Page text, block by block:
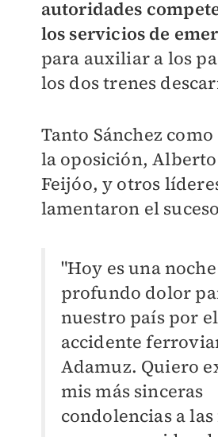
autoridades
los servicios de
para auxiliar a los
los dos trenes
Tanto Sánchez
la oposición,
Feijóo, y otros
lamentaron el
"Hoy es una
profundo dolor
nuestro país por
accidente
Adamuz. Quiero
mis más sinceras
condolencias a